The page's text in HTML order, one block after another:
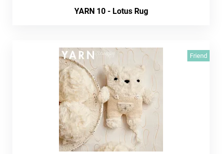
YARN 10 - Lotus Rug
Friend